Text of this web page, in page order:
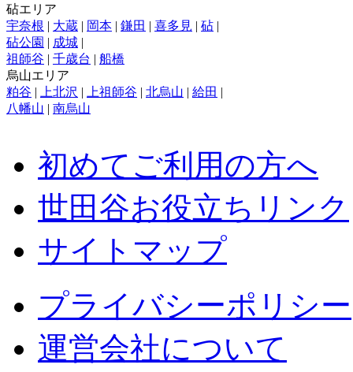
砧エリア
宇奈根 | 大蔵 | 岡本 | 鎌田 | 喜多見 | 砧 |
砧公園 | 成城 |
祖師谷 | 千歳台 | 船橋
烏山エリア
粕谷 | 上北沢 | 上祖師谷 | 北烏山 | 給田 |
八幡山 | 南烏山
初めてご利用の方へ
世田谷お役立ちリンク
サイトマップ
プライバシーポリシー
運営会社について